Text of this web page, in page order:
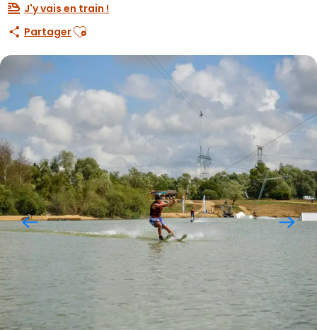
J'y vais en train !
PartagerAjouter aux favoris